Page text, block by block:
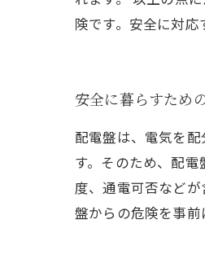
険です。安全に対応
安全に暮らすため
配電盤は、電気を
す。そのため、配
度、通電可否など
盤からの危険を事前